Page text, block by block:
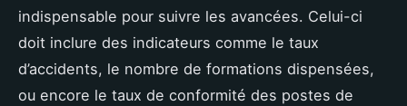
indispensable pour suivre les avancées. Celui-ci
doit inclure des indicateurs comme le taux
d’accidents, le nombre de formations dispensées,
ou encore le taux de conformité des postes de